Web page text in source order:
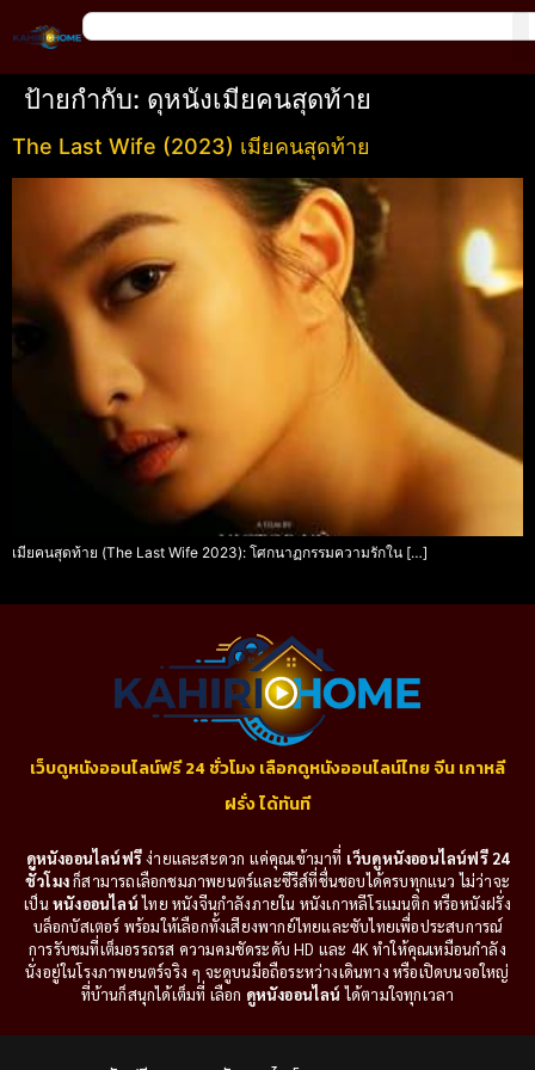
ป้ายกำกับ: ดุหนังเมียคนสุดท้าย
The Last Wife (2023) เมียคนสุดท้าย
เมียคนสุดท้าย (The Last Wife 2023): โศกนาฏกรรมความรักใน […]
เว็บดูหนังออนไลน์ฟรี 24 ชั่วโมง เลือกดูหนังออนไลน์ไทย จีน เกาหลี
ฝรั่ง ได้ทันที
ดูหนังออนไลน์ฟรีง่ายและสะดวก แค่คุณเข้ามาที่ เว็บดูหนังออนไลน์ฟรี 24
ชั่วโมงก็สามารถเลือกชมภาพยนตร์และซีรีส์ที่ชื่นชอบได้ครบทุกแนว ไม่ว่าจะ
เป็นหนังออนไลน์ไทย หนังจีนกำลังภายใน หนังเกาหลีโรแมนติก หรือหนังฝรั่ง
บล็อกบัสเตอร์ พร้อมให้เลือกทั้งเสียงพากย์ไทยและซับไทยเพื่อประสบการณ์
การรับชมที่เต็มอรรถรส ความคมชัดระดับ HD และ 4K ทำให้คุณเหมือนกำลัง
นั่งอยู่ในโรงภาพยนตร์จริง ๆ จะดูบนมือถือระหว่างเดินทาง หรือเปิดบนจอใหญ่
ที่บ้านก็สนุกได้เต็มที่ เลือก ดูหนังออนไลน์ ได้ตามใจทุกเวลา